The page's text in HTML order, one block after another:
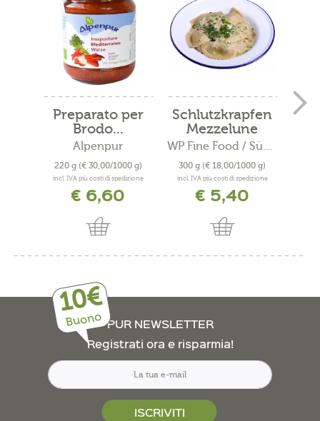
Preparato per
Brodo...
Alpenpur
220 g (€ 30,00/1000 g)
incl. IVA più costi di spedizione
€ 6,60
Schlutzkrapfen
Mezzelune
WP Fine Food / Südtiroler...
300 g (€ 18,00/1000 g)
incl. IVA più costi di spedizione
€ 5,40
10€
Buono PUR NEWSLETTER
Registrati ora e risparmia!
ISCRIVITI